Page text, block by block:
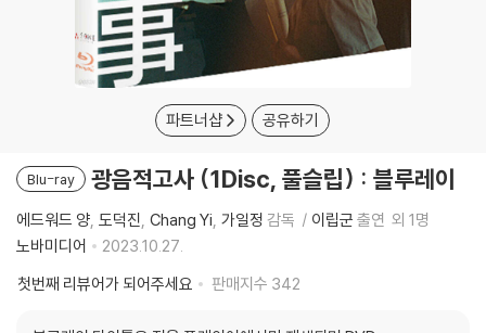
파트너샵 공유하기
Blu-ray 광음적고사 (1Disc, 풀슬립) : 블루레이
에드워드 양 도덕진 Chang Yi 가일정 감독 이립군 출연 외 1명
노바미디어
2023.10.27.
첫번째 리뷰어가 되어주세요
판매지수 342